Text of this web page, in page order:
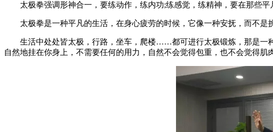
太极拳强调形神合一，要练动作，练内功;练感觉，练精神，要在那些平
太极拳是一种平凡的生活，在身心疲劳的时候，它像一种安抚，而不是
生活中处处皆太极，行路，坐车，爬楼……都可进行太极锻炼，那是一种
自然地挂在你身上，不需要任何的用力，自然不会觉得包重，也不会觉得肌